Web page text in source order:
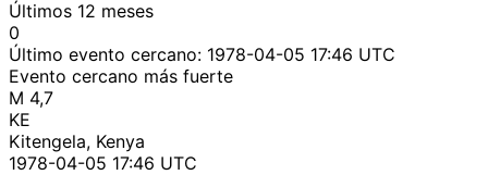
Últimos 12 meses
0
Último evento cercano: 1978-04-05 17:46 UTC
Evento cercano más fuerte
M 4,7
KE
Kitengela, Kenya
1978-04-05 17:46 UTC